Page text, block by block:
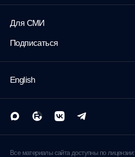
Для СМИ
Подписаться
English
Все материалы сайта доступны по лицензии: